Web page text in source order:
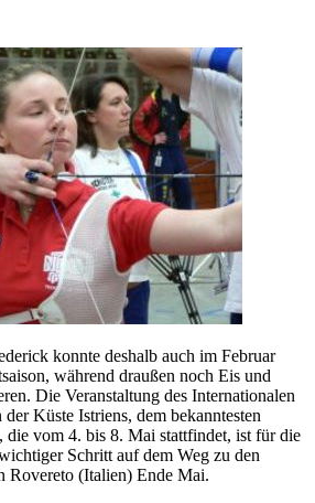
konnte deshalb auch im Februar
während draußen noch Eis und
Die Veranstaltung des Internationalen
Küste Istriens, dem bekanntesten
die vom 4. bis 8. Mai stattfindet, ist für die
Schritt auf dem Weg zu den
Rovereto (Italien) Ende Mai.